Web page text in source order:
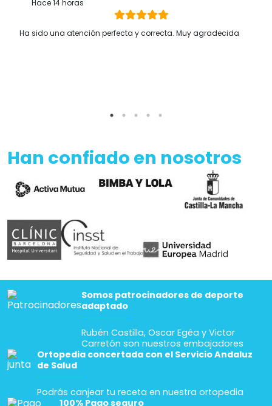
Hace 14 horas
Ha sido una atención perfecta y correcta. Muy agradecida
Han confiado en nosotros
Somos patrocinadores de deporte
adaptado
Rubén Castilla, Oscar Egéa y Victor
Carretón son nuestros embajadores
Ortopedia concertada con el Servicio Andaluz
de Salud
Podrás canjear tu receta en nuestra ortopedia
100% Pago seguro